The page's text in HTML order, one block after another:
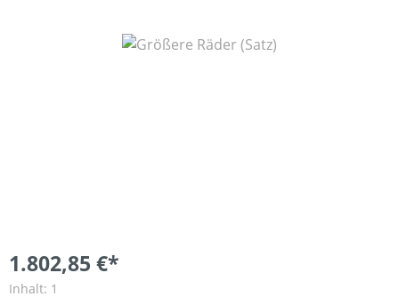
Bildergalerie überspringen
1.802,85 €*
Inhalt: 1